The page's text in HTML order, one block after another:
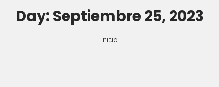
Day:Septiembre 25, 2023
Inicio